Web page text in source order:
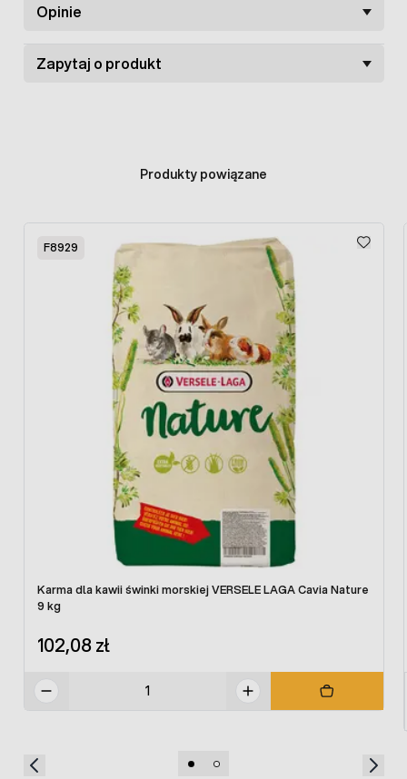
Opinie
Zapytaj o produkt
Produkty powiązane
F8929
Karma dla kawii świnki morskiej VERSELE LAGA Cavia Nature
9 kg
102,08 zł